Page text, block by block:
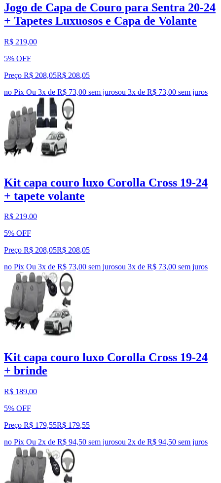
Jogo de Capa de Couro para Sentra 20-24
+ Tapetes Luxuosos e Capa de Volante
R$ 219,00
5% OFF
Preço R$ 208,05R$ 208,05
no Pix Ou 3x de R$ 73,00 sem jurosou 3x de R$ 73,00 sem juros
Kit capa couro luxo Corolla Cross 19-24
+ tapete volante
R$ 219,00
5% OFF
Preço R$ 208,05R$ 208,05
no Pix Ou 3x de R$ 73,00 sem jurosou 3x de R$ 73,00 sem juros
Kit capa couro luxo Corolla Cross 19-24
+ brinde
R$ 189,00
5% OFF
Preço R$ 179,55R$ 179,55
no Pix Ou 2x de R$ 94,50 sem jurosou 2x de R$ 94,50 sem juros